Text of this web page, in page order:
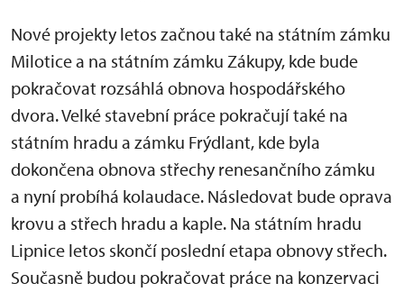
Nové projekty letos začnou také na státním zámku
Milotice a na státním zámku Zákupy, kde bude
pokračovat rozsáhlá obnova hospodářského
dvora. Velké stavební práce pokračují také na
státním hradu a zámku Frýdlant, kde byla
dokončena obnova střechy renesančního zámku
a nyní probíhá kolaudace. Následovat bude oprava
krovu a střech hradu a kaple. Na státním hradu
Lipnice letos skončí poslední etapa obnovy střech.
Současně budou pokračovat práce na konzervaci